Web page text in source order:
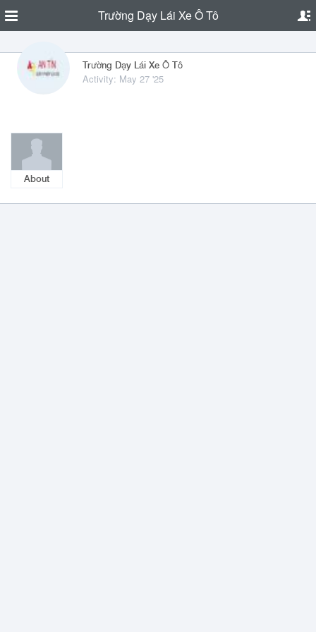
Trường Dạy Lái Xe Ô Tô
Trường Dạy Lái Xe Ô Tô
Activity: May 27 '25
About